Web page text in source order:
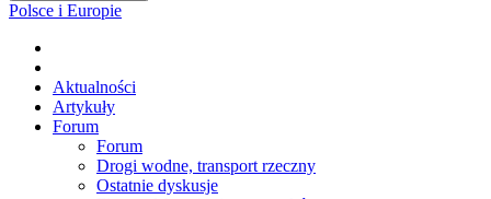
Polsce i Europie
Aktualności
Artykuły
Forum
Forum
Drogi wodne, transport rzeczny
Ostatnie dyskusje